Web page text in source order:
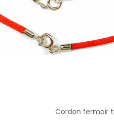
Cordon fermoir